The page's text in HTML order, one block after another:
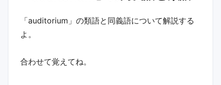
「auditorium」の類語と同義語について解説する
よ。
合わせて覚えてね。